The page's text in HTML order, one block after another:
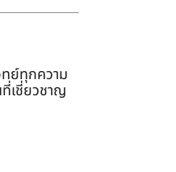
ย์ทุกความ
เชี่ยวชาญ